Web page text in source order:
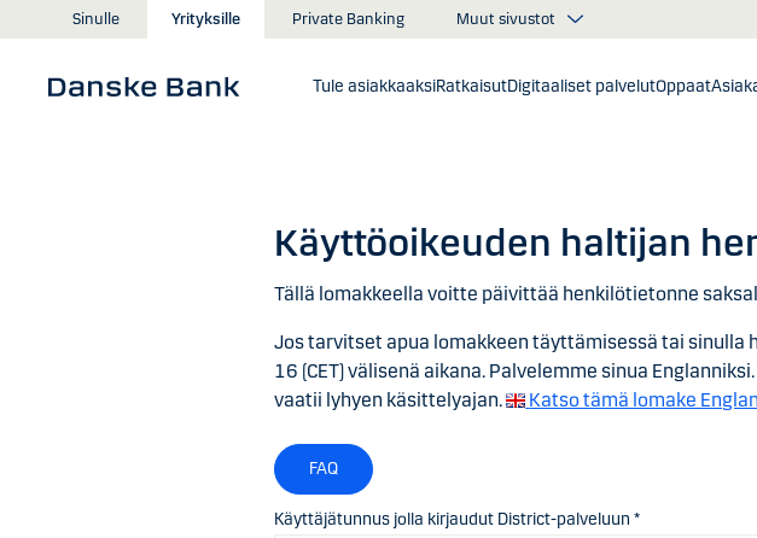
Siirry sisältöön
Sinulle Yrityksille Private Banking Muut sivustot
Tule asiakkaaksiRatkaisutDigitaaliset palvelutOppaat
Käyttöoikeuden haltijan
Tällä lomakkeella voitte päivittää henkilötietonne
Jos tarvitset apua lomakkeen täyttämisessä tai
16 (CET) välisenä aikana. Palvelemme sinua
vaatii lyhyen käsittelyajan.
Katso tämä lomake
FAQ
Käyttäjätunnus jolla kirjaudut District-palveluun *